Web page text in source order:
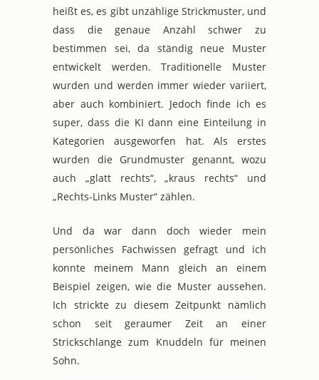
heißt es, es gibt unzählige Strickmuster, und
dass die genaue Anzahl schwer zu
bestimmen sei, da ständig neue Muster
entwickelt werden. Traditionelle Muster
wurden und werden immer wieder variiert,
aber auch kombiniert. Jedoch finde ich es
super, dass die KI dann eine Einteilung in
Kategorien ausgeworfen hat. Als erstes
wurden die Grundmuster genannt, wozu
auch „glatt rechts“, „kraus rechts“ und
„Rechts-Links Muster“ zählen.
Und da war dann doch wieder mein
persönliches Fachwissen gefragt und ich
konnte meinem Mann gleich an einem
Beispiel zeigen, wie die Muster aussehen.
Ich strickte zu diesem Zeitpunkt nämlich
schon seit geraumer Zeit an einer
Strickschlange zum Knuddeln für meinen
Sohn.